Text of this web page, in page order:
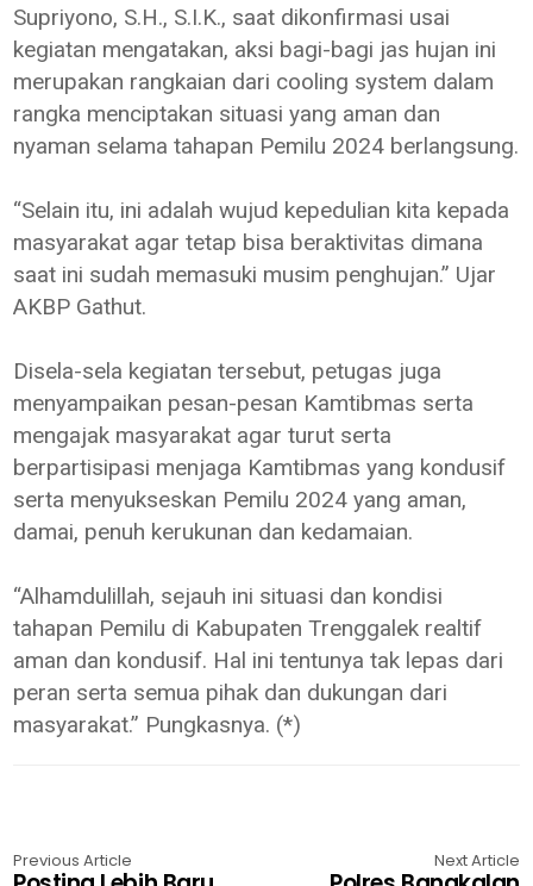
Supriyono, S.H., S.I.K., saat dikonfirmasi usai
kegiatan mengatakan, aksi bagi-bagi jas hujan ini
merupakan rangkaian dari cooling system dalam
rangka menciptakan situasi yang aman dan
nyaman selama tahapan Pemilu 2024 berlangsung.
“Selain itu, ini adalah wujud kepedulian kita kepada
masyarakat agar tetap bisa beraktivitas dimana
saat ini sudah memasuki musim penghujan.” Ujar
AKBP Gathut.
Disela-sela kegiatan tersebut, petugas juga
menyampaikan pesan-pesan Kamtibmas serta
mengajak masyarakat agar turut serta
berpartisipasi menjaga Kamtibmas yang kondusif
serta menyukseskan Pemilu 2024 yang aman,
damai, penuh kerukunan dan kedamaian.
“Alhamdulillah, sejauh ini situasi dan kondisi
tahapan Pemilu di Kabupaten Trenggalek realtif
aman dan kondusif. Hal ini tentunya tak lepas dari
peran serta semua pihak dan dukungan dari
masyarakat.” Pungkasnya. (*)
Previous Article Next Article